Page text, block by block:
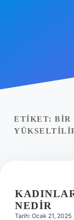
Yasal Uyarı
ETIKET: BIR
NEDIR
Tarih: Ocak 21, 2025